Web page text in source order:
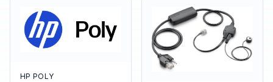
HP POLY